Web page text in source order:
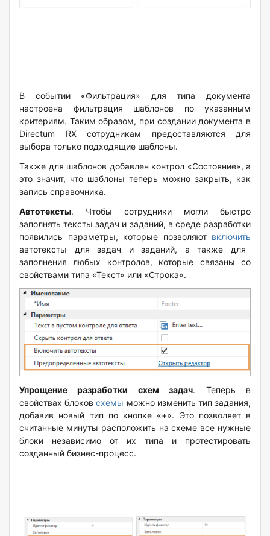
В событии «Фильтрация» для типа документа
настроена фильтрация шаблонов по указанным
критериям. Таким образом, при создании документа в
Directum RX сотрудникам предоставляются для
выбора только подходящие шаблоны.
Также для шаблонов добавлен контрол «Состояние», а
это значит, что шаблоны теперь можно закрыть, как
запись справочника.
Автотексты. Чтобы сотрудники могли быстро
заполнять тексты задач и заданий, в среде разработки
появились параметры, которые позволяют включить
автотексты для задач и заданий, а также для
заполнения любых контролов, которые связаны со
свойствами типа «Текст» или «Строка».
Упрощение разработки схем задач. Теперь в
свойствах блоковсхемы можно изменить тип задания,
добавив новый тип по кнопке «+». Это позволяет в
считанные минуты расположить на схеме все нужные
блоки независимо от их типа и протестировать
созданный бизнес-процесс.